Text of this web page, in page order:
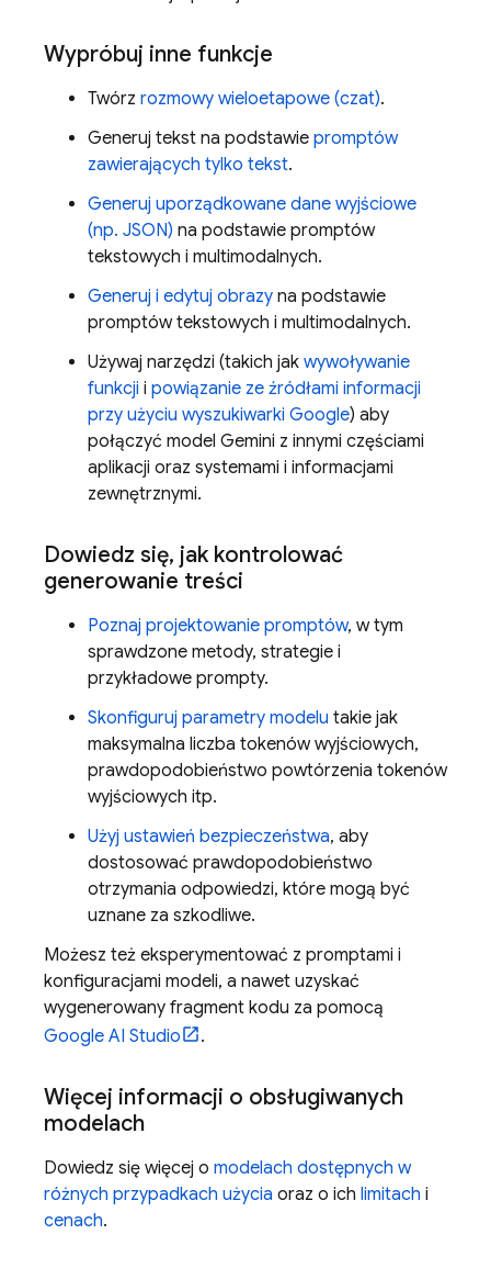
Wypróbuj inne funkcje
Twórz rozmowy wieloetapowe (czat).
Generuj tekst na podstawie promptów
zawierających tylko tekst.
Generuj uporządkowane dane wyjściowe
(np. JSON) na podstawie promptów
tekstowych i multimodalnych.
Generuj i edytuj obrazy na podstawie
promptów tekstowych i multimodalnych.
Używaj narzędzi (takich jak wywoływanie
funkcji i powiązanie ze źródłami informacji
przy użyciu wyszukiwarki Google) aby
połączyć model Gemini z innymi częściami
aplikacji oraz systemami i informacjami
zewnętrznymi.
Dowiedz się, jak kontrolować
generowanie treści
Poznaj projektowanie promptów, w tym
sprawdzone metody, strategie i
przykładowe prompty.
Skonfiguruj parametry modelu takie jak
maksymalna liczba tokenów wyjściowych,
prawdopodobieństwo powtórzenia tokenów
wyjściowych itp.
Użyj ustawień bezpieczeństwa, aby
dostosować prawdopodobieństwo
otrzymania odpowiedzi, które mogą być
uznane za szkodliwe.
Możesz też eksperymentować z promptami i
konfiguracjami modeli, a nawet uzyskać
wygenerowany fragment kodu za pomocą
Google AI Studio
.
Więcej informacji o obsługiwanych
modelach
Dowiedz się więcej o modelach dostępnych w
różnych przypadkach użycia oraz o ich limitach i
cenach.